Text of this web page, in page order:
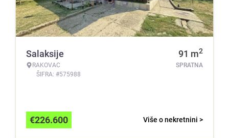
Salaksije
RAKOVAC
ŠIFRA: #575988
91 m2
SPRATNA
Više o nekretnini >
€226.600